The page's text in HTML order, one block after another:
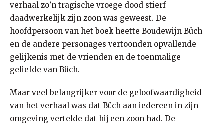
verhaal zo’n tragische vroege dood stierf
daadwerkelijk zijn zoon was geweest. De
hoofdpersoon van het boek heette Boudewijn Büch
en de andere personages vertoonden opvallende
gelijkenis met de vrienden en de toenmalige
geliefde van Büch.
Maar veel belangrijker voor de geloofwaardigheid
van het verhaal was dat Büch aan iedereen in zijn
omgeving vertelde dat hij een zoon had. De